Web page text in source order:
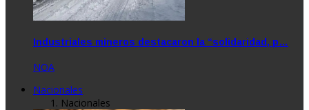
Industriales mineros destacaron la “solidaridad, p…
NOA
Nacionales
Nacionales